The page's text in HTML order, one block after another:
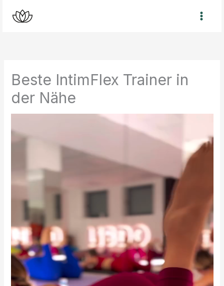
Inhalt
Beste IntimFlex Trainer in
der Nähe